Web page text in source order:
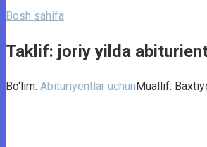
Bosh sahifa
Taklif: joriy yilda
Bo‘lim: Abituriyentlar uchunMuallif: